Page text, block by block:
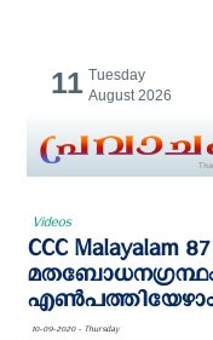
11 Tuesday
August 2026
Videos
CCC
എണ്‍പത്തിയേഴാം
10-09-2020 - Thursday